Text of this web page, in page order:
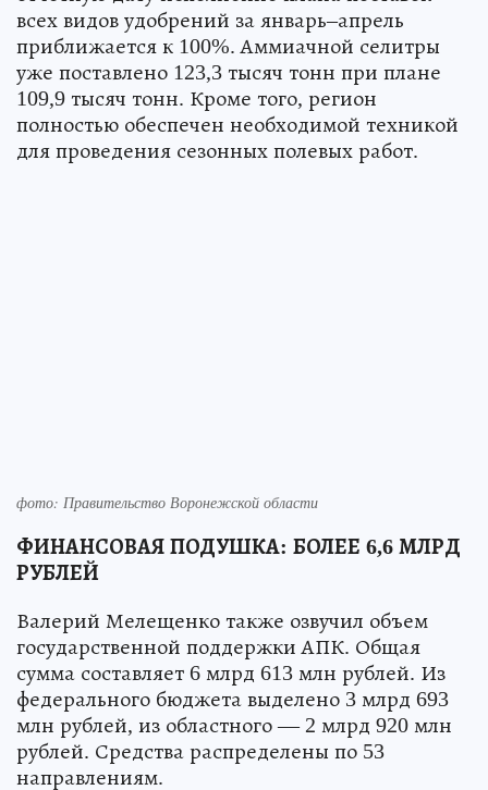
всех видов удобрений за январь–апрель
приближается к 100%. Аммиачной селитры
уже поставлено 123,3 тысяч тонн при плане
109,9 тысяч тонн. Кроме того, регион
полностью обеспечен необходимой техникой
для проведения сезонных полевых работ.
фото: Правительство Воронежской области
ФИНАНСОВАЯ ПОДУШКА: БОЛЕЕ 6,6 МЛРД
РУБЛЕЙ
Валерий Мелещенко также озвучил объем
государственной поддержки АПК. Общая
сумма составляет 6 млрд 613 млн рублей. Из
федерального бюджета выделено 3 млрд 693
млн рублей, из областного — 2 млрд 920 млн
рублей. Средства распределены по 53
направлениям.